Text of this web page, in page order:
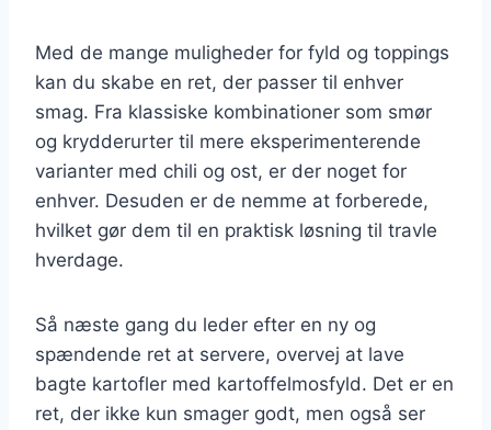
Med de mange muligheder for fyld og toppings
kan du skabe en ret, der passer til enhver
smag. Fra klassiske kombinationer som smør
og krydderurter til mere eksperimenterende
varianter med chili og ost, er der noget for
enhver. Desuden er de nemme at forberede,
hvilket gør dem til en praktisk løsning til travle
hverdage.
Så næste gang du leder efter en ny og
spændende ret at servere, overvej at lave
bagte kartofler med kartoffelmosfyld. Det er en
ret, der ikke kun smager godt, men også ser